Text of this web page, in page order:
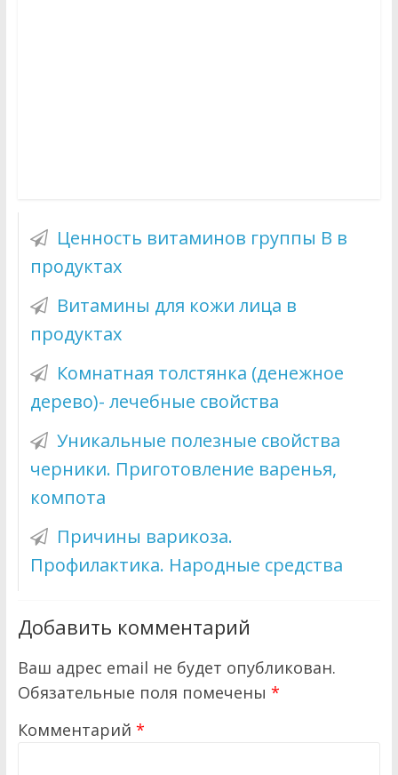
Ценность витаминов группы B в
продуктах
Витамины для кожи лица в
продуктах
Комнатная толстянка (денежное
дерево)- лечебные свойства
Уникальные полезные свойства
черники. Приготовление варенья,
компота
Причины варикоза.
Профилактика. Народные средства
Добавить комментарий
Ваш адрес email не будет опубликован.
Обязательные поля помечены *
Комментарий *